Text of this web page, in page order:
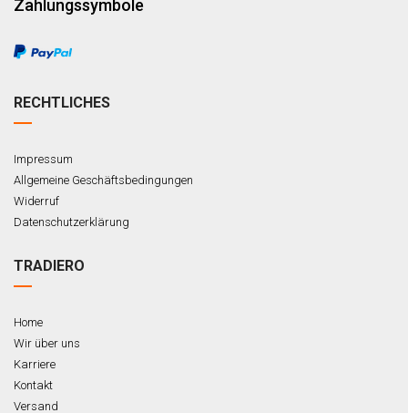
Zahlungssymbole
RECHTLICHES
Impressum
Allgemeine Geschäftsbedingungen
Widerruf
Datenschutzerklärung
TRADIERO
Home
Wir über uns
Karriere
Kontakt
Versand